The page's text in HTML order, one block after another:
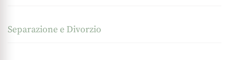
Separazione e Divorzio